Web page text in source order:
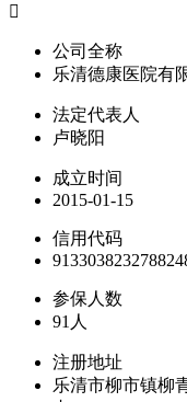

公司全称
乐清德康医院有
法定代表人
卢晓阳
成立时间
2015-01-15
信用代码
参保人数
91人
注册地址
乐清市柳市镇柳